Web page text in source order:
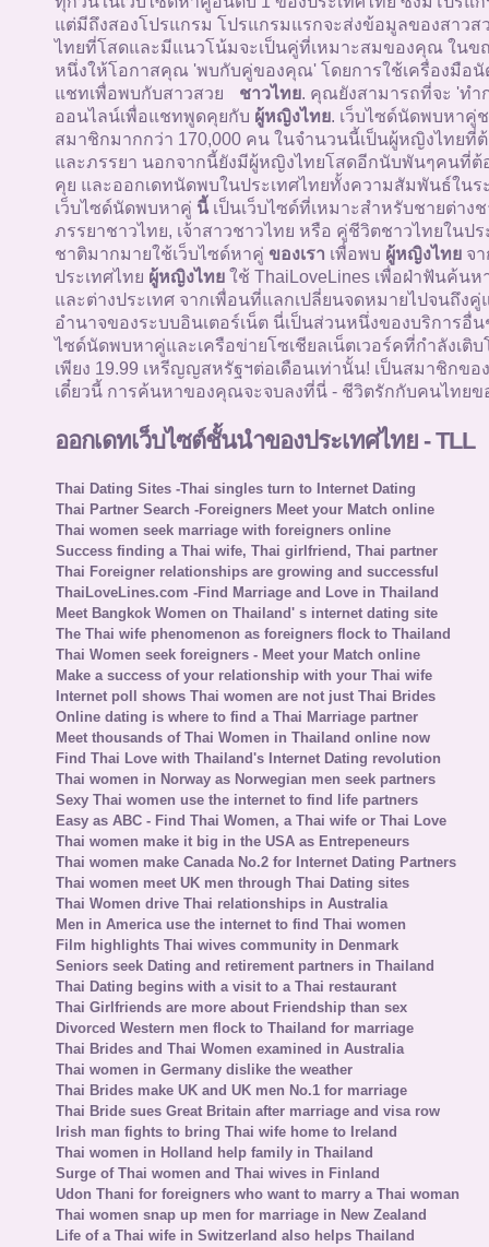
แต่มีถึงสองโปรแกรม โปรแกรมแรกจะส่งข้อมูลของสาวส
ไทยที่โสดและมีแนวโน้มจะเป็นคู่ที่เหมาะสมของคุณ ใน
หนึ่งให้โอกาสคุณ 'พบกับคู่ของคุณ' โดยการใช้เครื่องมือนั
แชทเพื่อพบกับสาวสวย
ชาวไทย. คุณยังสามารถที่จะ 'ทำ
ออนไลน์เพื่อแชทพูดคุยกับ ผู้หญิงไทย. เว็บไซด์นัดพบหาคู่
สมาชิกมากกว่า 170,000 คน ในจำนวนนี้เป็นผู้หญิงไทยที่ต้
และภรรยา นอกจากนี้ยังมีผู้หญิงไทยโสดอีกนับพันๆคนที่ต้
คุย และออกเดทนัดพบในประเทศไทยทั้งความสัมพันธ์ในร
เว็บไซด์นัดพบหาคู่ นี้เป็นเว็บไซด์ที่เหมาะสำหรับชายต่าง
ภรรยาชาวไทย, เจ้าสาวชาวไทย หรือ คู่ชีวิตชาวไทยในปร
ชาติมากมายใช้เว็บไซด์หาคู่ ของเรา เพื่อพบ ผู้หญิงไทยจา
ประเทศไทย ผู้หญิงไทยใช้ ThaiLoveLines เพื่อฝ่าฟันค้นห
และต่างประเทศ จากเพื่อนที่แลกเปลี่ยนจดหมายไปจนถึงคู่
อำนาจของระบบอินเตอร์เน็ต นี่เป็นส่วนหนึ่งของบริการอื่
ไซด์นัดพบหาคู่และเครือข่ายโซเชียลเน็ตเวอร์คที่กำลังเติ
เพียง 19.99 เหรีญญสหรัฐฯต่อเดือนเท่านั้น! เป็นสมาชิกขอ
เดี๋ยวนี้ การค้นหาของคุณจะจบลงที่นี่ - ชีวิตรักกับคนไทย
ออกเดทเว็บไซต์ชั้นนำของประเทศไทย - TLL
Thai Dating Sites -Thai singles turn to Internet Dating
Thai Partner Search -Foreigners Meet your Match online
Thai women seek marriage with foreigners online
Success finding a Thai wife, Thai girlfriend, Thai partner
Thai Foreigner relationships are growing and successful
ThaiLoveLines.com -Find Marriage and Love in Thailand
Meet Bangkok Women on Thailand' s internet dating site
The Thai wife phenomenon as foreigners flock to Thailand
Thai Women seek foreigners - Meet your Match online
Make a success of your relationship with your Thai wife
Internet poll shows Thai women are not just Thai Brides
Online dating is where to find a Thai Marriage partner
Meet thousands of Thai Women in Thailand online now
Find Thai Love with Thailand's Internet Dating revolution
Thai women in Norway as Norwegian men seek partners
Sexy Thai women use the internet to find life partners
Easy as ABC - Find Thai Women, a Thai wife or Thai Love
Thai women make it big in the USA as Entrepeneurs
Thai women make Canada No.2 for Internet Dating Partners
Thai women meet UK men through Thai Dating sites
Thai Women drive Thai relationships in Australia
Men in America use the internet to find Thai women
Film highlights Thai wives community in Denmark
Seniors seek Dating and retirement partners in Thailand
Thai Dating begins with a visit to a Thai restaurant
Thai Girlfriends are more about Friendship than sex
Divorced Western men flock to Thailand for marriage
Thai Brides and Thai Women examined in Australia
Thai women in Germany dislike the weather
Thai Brides make UK and UK men No.1 for marriage
Thai Bride sues Great Britain after marriage and visa row
Irish man fights to bring Thai wife home to Ireland
Thai women in Holland help family in Thailand
Surge of Thai women and Thai wives in Finland
Udon Thani for foreigners who want to marry a Thai woman
Thai women snap up men for marriage in New Zealand
Life of a Thai wife in Switzerland also helps Thailand